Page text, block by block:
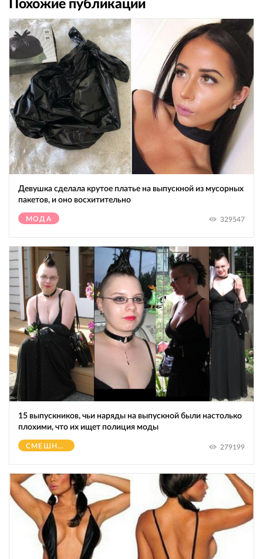
Похожие публикации
Девушка сделала крутое платье на выпускной из мусорных
пакетов, и оно восхитительно
МОДА 329547
15 выпускников, чьи наряды на выпускной были настолько
плохими, что их ищет полиция моды
СМЕШНОЕ 279199